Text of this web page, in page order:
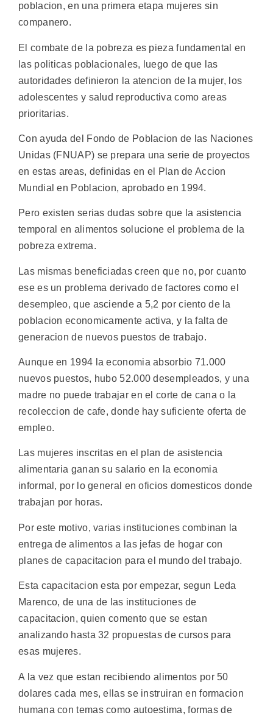
poblacion, en una primera etapa mujeres sin
companero.
El combate de la pobreza es pieza fundamental en
las politicas poblacionales, luego de que las
autoridades definieron la atencion de la mujer, los
adolescentes y salud reproductiva como areas
prioritarias.
Con ayuda del Fondo de Poblacion de las Naciones
Unidas (FNUAP) se prepara una serie de proyectos
en estas areas, definidas en el Plan de Accion
Mundial en Poblacion, aprobado en 1994.
Pero existen serias dudas sobre que la asistencia
temporal en alimentos solucione el problema de la
pobreza extrema.
Las mismas beneficiadas creen que no, por cuanto
ese es un problema derivado de factores como el
desempleo, que asciende a 5,2 por ciento de la
poblacion economicamente activa, y la falta de
generacion de nuevos puestos de trabajo.
Aunque en 1994 la economia absorbio 71.000
nuevos puestos, hubo 52.000 desempleados, y una
madre no puede trabajar en el corte de cana o la
recoleccion de cafe, donde hay suficiente oferta de
empleo.
Las mujeres inscritas en el plan de asistencia
alimentaria ganan su salario en la economia
informal, por lo general en oficios domesticos donde
trabajan por horas.
Por este motivo, varias instituciones combinan la
entrega de alimentos a las jefas de hogar con
planes de capacitacion para el mundo del trabajo.
Esta capacitacion esta por empezar, segun Leda
Marenco, de una de las instituciones de
capacitacion, quien comento que se estan
analizando hasta 32 propuestas de cursos para
esas mujeres.
A la vez que estan recibiendo alimentos por 50
dolares cada mes, ellas se instruiran en formacion
humana con temas como autoestima, formas de